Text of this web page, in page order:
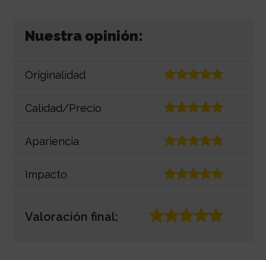
Nuestra opinión:
Originalidad
Calidad/Precio
Apariencia
Impacto
Valoración final: